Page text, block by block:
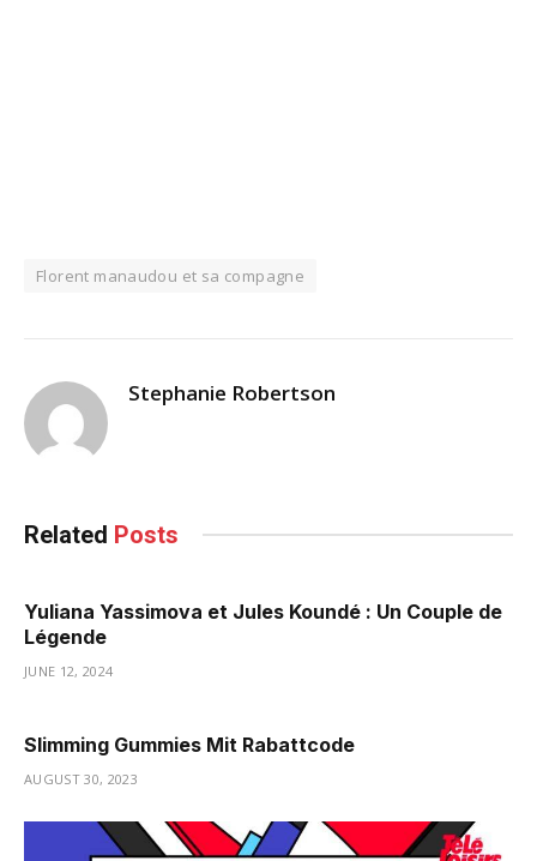
Florent manaudou et sa compagne
Stephanie Robertson
Related Posts
Yuliana Yassimova et Jules Koundé : Un Couple de
Légende
JUNE 12, 2024
Slimming Gummies Mit Rabattcode
AUGUST 30, 2023